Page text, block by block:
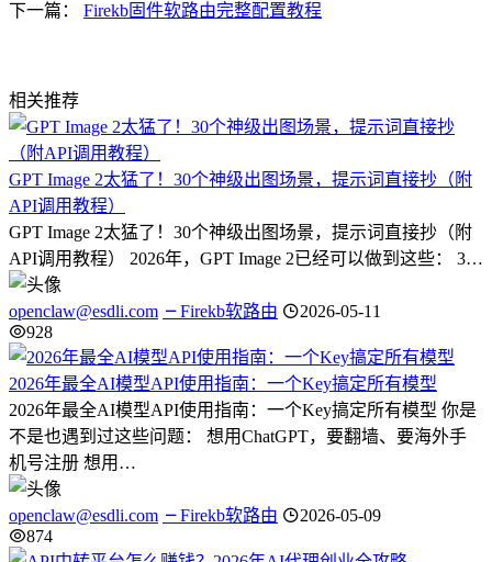
下一篇： Firekb固件软路由完整配置教程
相关推荐
GPT Image 2太猛了！30个神级出图场景，提示词直接抄（附
API调用教程）
GPT Image 2太猛了！30个神级出图场景，提示词直接抄（附
API调用教程） 2026年，GPT Image 2已经可以做到这些： 3…
openclaw@esdli.com Firekb软路由
2026-05-11
928
2026年最全AI模型API使用指南：一个Key搞定所有模型
2026年最全AI模型API使用指南：一个Key搞定所有模型 你是
不是也遇到过这些问题： 想用ChatGPT，要翻墙、要海外手
机号注册 想用…
openclaw@esdli.com Firekb软路由
2026-05-09
874